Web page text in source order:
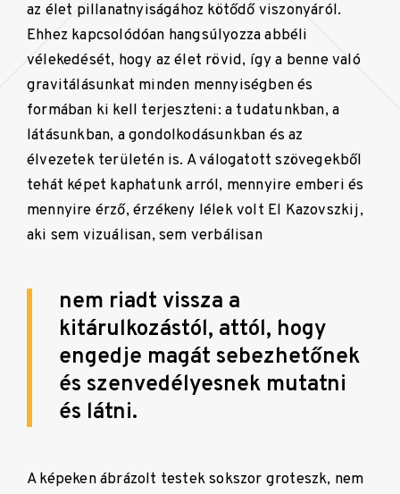
az élet pillanatnyiságához kötődő viszonyáról.
Ehhez kapcsolódóan hangsúlyozza abbéli
vélekedését, hogy az élet rövid, így a benne való
gravitálásunkat minden mennyiségben és
formában ki kell terjeszteni: a tudatunkban, a
látásunkban, a gondolkodásunkban és az
élvezetek területén is. A válogatott szövegekből
tehát képet kaphatunk arról, mennyire emberi és
mennyire érző, érzékeny lélek volt El Kazovszkij,
aki sem vizuálisan, sem verbálisan
nem riadt vissza a
kitárulkozástól, attól, hogy
engedje magát sebezhetőnek
és szenvedélyesnek mutatni
és látni.
A képeken ábrázolt testek sokszor groteszk, nem